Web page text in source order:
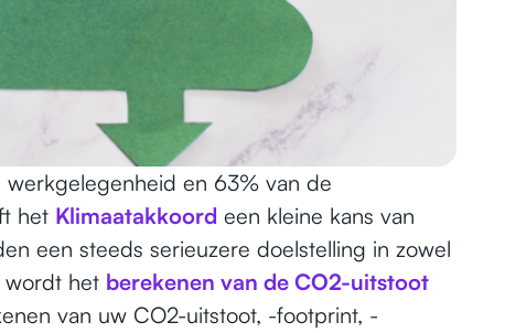
en 63% van de
het Klimaatakkoord een kleine kans van
een steeds serieuzere doelstelling in zowel
wordt het berekenen van de CO2-uitstoot
van uw CO2-uitstoot, -footprint, -